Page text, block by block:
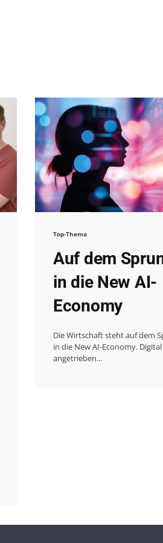
Top-Thema
Auf dem
in die New AI-
Economy
Die Wirtschaft steht auf dem
in die New AI-Economy.
angetrieben...